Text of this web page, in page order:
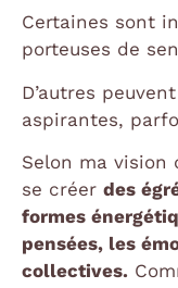
Certaines sont
porteuses de
D’autres
aspirantes,
Selon ma vision
se créer des
formes
pensées, les
collectives.